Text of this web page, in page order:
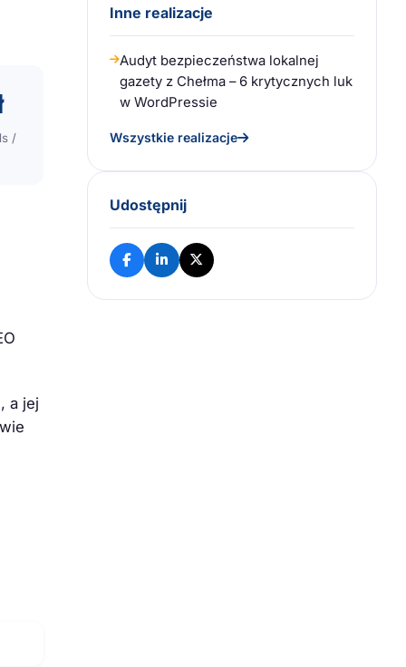
/
a jej
Inne realizacje
Audyt bezpieczeństwa lokalnej
gazety z Chełma – 6 krytycznych luk
w WordPressie
Wszystkie realizacje
Udostępnij